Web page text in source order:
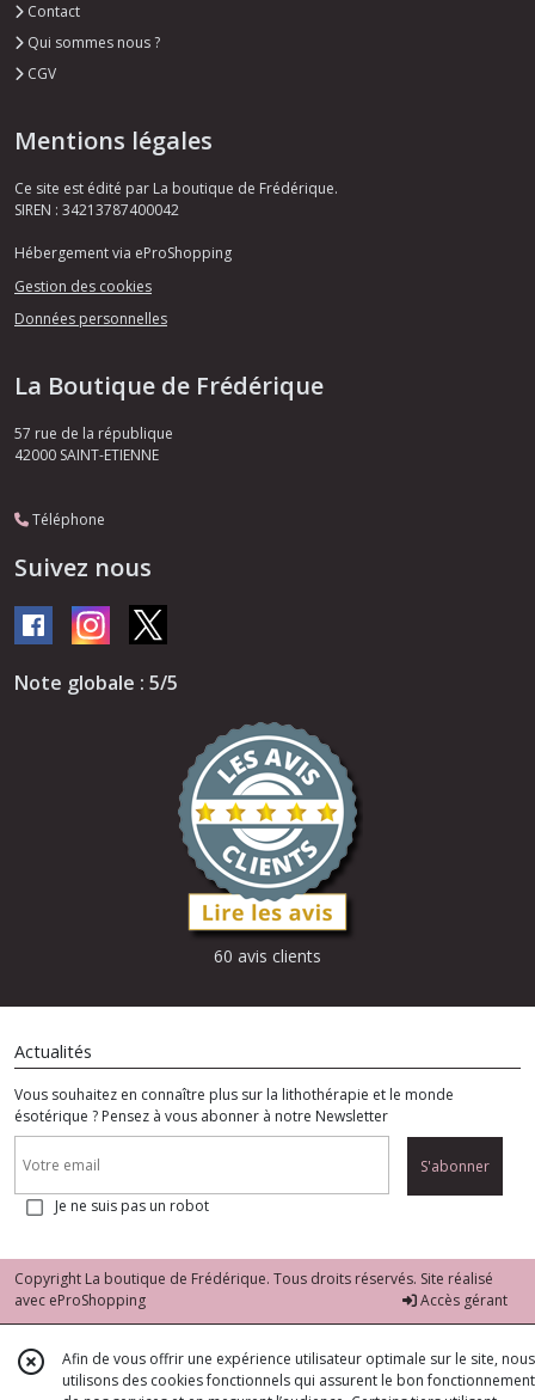
Contact
Qui sommes nous ?
CGV
Mentions légales
Ce site est édité par La boutique de Frédérique.
SIREN : 34213787400042
Hébergement via eProShopping
Gestion des cookies
Données personnelles
La Boutique de Frédérique
57 rue de la république
42000 SAINT-ETIENNE
Téléphone
Suivez nous
Note globale : 5/5
60 avis clients
Actualités
Vous souhaitez en connaître plus sur la lithothérapie et le monde
ésotérique ? Pensez à vous abonner à notre Newsletter
S'abonner
Je ne suis pas un robot
Copyright La boutique de Frédérique. Tous droits réservés. Site réalisé
avec eProShopping Accès gérant
Afin de vous offrir une expérience utilisateur optimale sur le site, nous
utilisons des cookies fonctionnels qui assurent le bon fonctionnement